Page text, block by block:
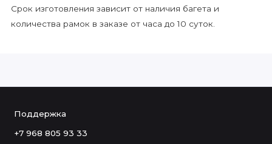
Срок изготовления зависит от наличия багета и
количества рамок в заказе от часа до 10 суток.
Поддержка
+7 968 805 93 33